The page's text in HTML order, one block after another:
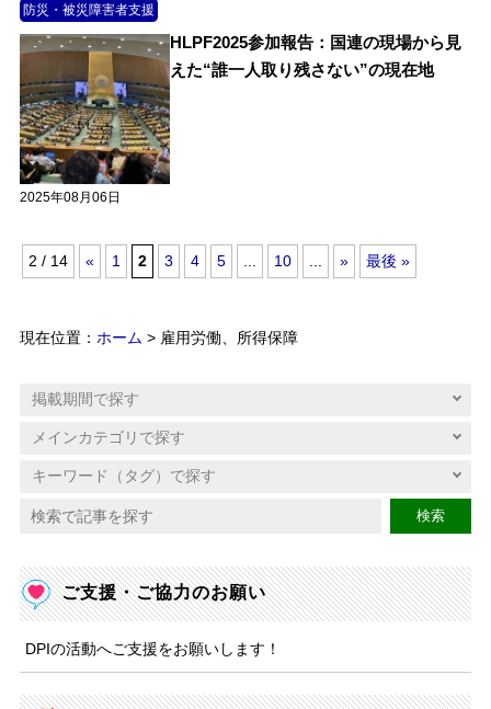
防災・被災障害者支援
2025年08月06日
HLPF2025参加報告：国連の現場から見
えた“誰一人取り残さない”の現在地
2 / 14 « 1 2 3 4 5 ... 10 ... » 最後 »
現在位置： ホーム > 雇用労働、所得保障
検索
ご支援・ご協力のお願い
DPIの活動へご支援をお願いします！